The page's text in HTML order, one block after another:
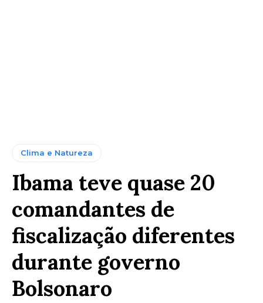
Clima e Natureza
Ibama teve quase 20
comandantes de
fiscalização diferentes
durante governo
Bolsonaro